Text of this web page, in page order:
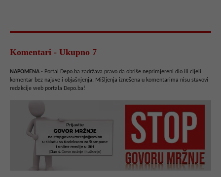
Komentari - Ukupno 7
NAPOMENA - Portal Depo.ba zadržava pravo da obriše neprimjereni dio ili cijeli
komentar bez najave i objašnjenja. Mišljenja iznešena u komentarima nisu stavovi
redakcije web portala Depo.ba!